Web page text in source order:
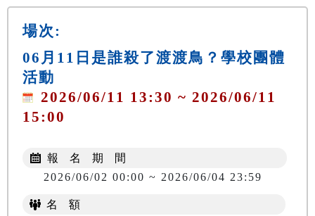
場次:
06月11日是誰殺了渡渡鳥？學校團體
活動
2026/06/11 13:30 ~ 2026/06/11
15:00
報 名 期 間
2026/06/02 00:00 ~ 2026/06/04 23:59
名 額